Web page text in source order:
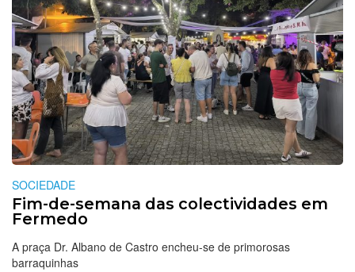
SOCIEDADE
Fim-de-semana das colectividades em
Fermedo
A praça Dr. Albano de Castro encheu-se de primorosas
barraquinhas